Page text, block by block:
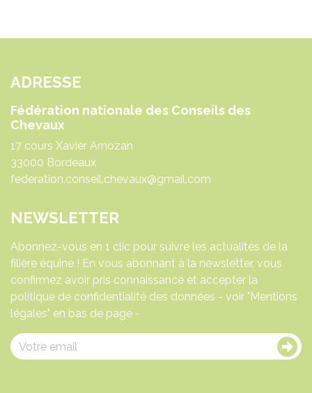
ADRESSE
Fédération nationale des Conseils des
Chevaux
17 cours Xavier Arnozan
33000 Bordeaux
federation.conseil.chevaux@gmail.com
NEWSLETTER
Abonnez-vous en 1 clic pour suivre les actualités de la
filière équine ! En vous abonnant à la newsletter, vous
confirmez avoir pris connaissance et accepter la
politique de confidentialité des données - voir "Mentions
légales" en bas de page -